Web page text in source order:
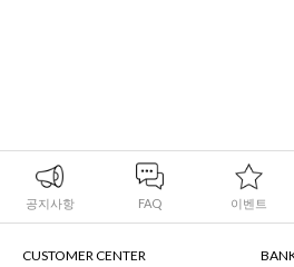
공지사항 FAQ 이벤트
CUSTOMER CENTER